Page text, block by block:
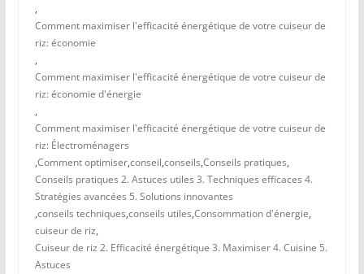
,
Comment maximiser l'efficacité énergétique de votre cuiseur de
riz: économie
,
Comment maximiser l'efficacité énergétique de votre cuiseur de
riz: économie d'énergie
,
Comment maximiser l'efficacité énergétique de votre cuiseur de
riz: Électroménagers
,Comment optimiser,conseil,conseils,Conseils pratiques,
Conseils pratiques 2. Astuces utiles 3. Techniques efficaces 4.
Stratégies avancées 5. Solutions innovantes
,conseils techniques,conseils utiles,Consommation d'énergie,
cuiseur de riz,
Cuiseur de riz 2. Efficacité énergétique 3. Maximiser 4. Cuisine 5.
Astuces